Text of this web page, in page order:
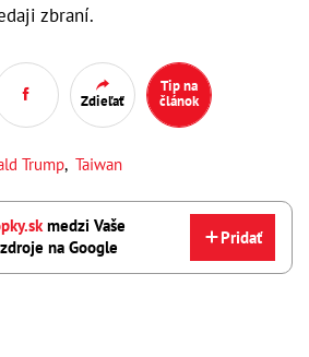
zbraní.
Zdieľať
Tip na
článok
Trump, Taiwan
medzi Vaše
na Google
Pridať